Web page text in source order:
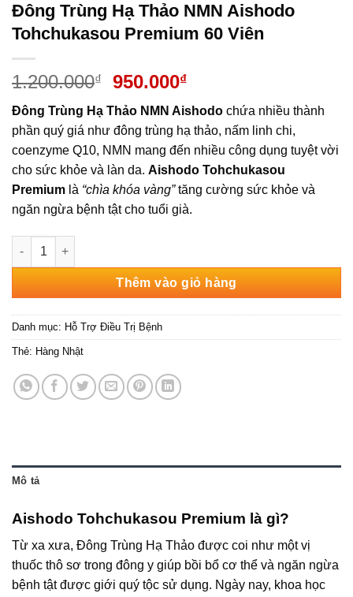
Đông Trùng Hạ Thảo NMN Aishodo
Tohchukasou Premium 60 Viên
1.200.000₫
Giá
gốc
là:
1.200.000₫.
950.000₫Giá
tại
là:
950.000₫.
Đông Trùng Hạ Thảo NMN Aishodo chứa nhiều thành
phần quý giá như đông trùng hạ thảo, nấm linh chi,
coenzyme Q10, NMN mang đến nhiều công dụng tuyệt vời
cho sức khỏe và làn da. Aishodo Tohchukasou
Premium là “chìa khóa vàng”tăng cường sức khỏe và
ngăn ngừa bệnh tật cho tuổi già.
Đông Trùng Hạ Thảo NMN Aishodo Tohchukasou Premium 60
Thêm vào giỏ hàng
Danh mục: Hỗ Trợ Điều Trị Bệnh
Thẻ: Hàng Nhật
Mô tả
Aishodo Tohchukasou Premium là gì?
Từ xa xưa, Đông Trùng Hạ Thảo được coi như một vị
thuốc thô sơ trong đông y giúp bồi bổ cơ thể và ngăn ngừa
bệnh tật được giới quý tộc sử dụng. Ngày nay, khoa học